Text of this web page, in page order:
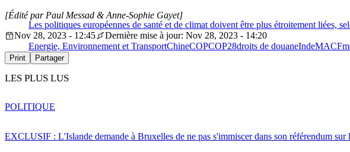
Les politiques européennes de santé et de climat doivent être plus étroitement liées,
[Édité par Paul Messad & Anne-Sophie Gayet]
Nov 28, 2023 - 12:45
Dernière mise à jour: Nov 28, 2023 - 14:20
Energie, Environnement et TransportChineCOPCOP28droits de douaneIndeMACF
Print Partager
LES PLUS LUS
EXCLUSIF : L'Islande demande à Bruxelles de ne pas s'immiscer dans son référendum sur
POLITIQUE